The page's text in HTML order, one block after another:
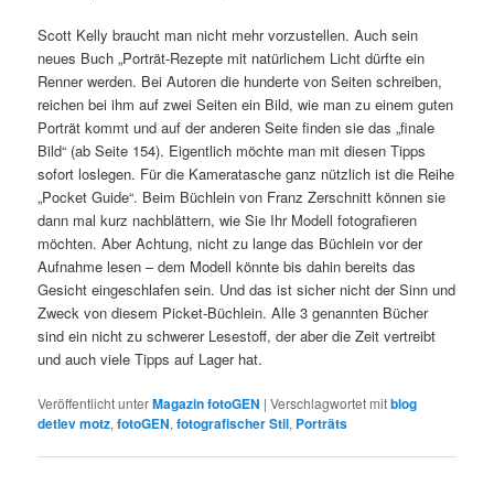
Scott Kelly braucht man nicht mehr vorzustellen. Auch sein
neues Buch „Porträt-Rezepte mit natürlichem Licht dürfte ein
Renner werden. Bei Autoren die hunderte von Seiten schreiben,
reichen bei ihm auf zwei Seiten ein Bild, wie man zu einem guten
Porträt kommt und auf der anderen Seite finden sie das „finale
Bild“ (ab Seite 154). Eigentlich möchte man mit diesen Tipps
sofort loslegen. Für die Kameratasche ganz nützlich ist die Reihe
„Pocket Guide“. Beim Büchlein von Franz Zerschnitt können sie
dann mal kurz nachblättern, wie Sie Ihr Modell fotografieren
möchten. Aber Achtung, nicht zu lange das Büchlein vor der
Aufnahme lesen – dem Modell könnte bis dahin bereits das
Gesicht eingeschlafen sein. Und das ist sicher nicht der Sinn und
Zweck von diesem Picket-Büchlein. Alle 3 genannten Bücher
sind ein nicht zu schwerer Lesestoff, der aber die Zeit vertreibt
und auch viele Tipps auf Lager hat.
Veröffentlicht unterMagazin fotoGEN |Verschlagwortet mitblog
detlev motz,fotoGEN,fotografischer Stil, Porträts